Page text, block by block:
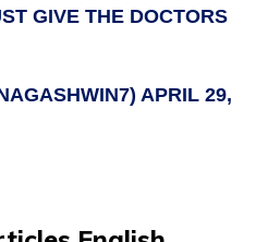
GIVE THE DOCTORS
APRIL 29,